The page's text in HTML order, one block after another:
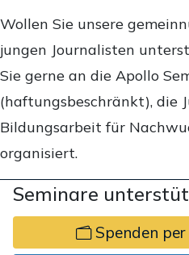
Wollen Sie unsere
jungen Journalisten
Sie gerne an die Apollo
(haftungsbeschränkt), die
Bildungsarbeit für
organisiert.
Seminare
Spenden